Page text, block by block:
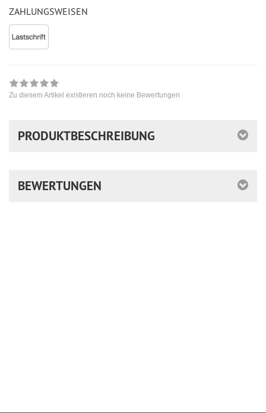
ZAHLUNGSWEISEN
Zu diesem Artikel existieren noch keine Bewertungen
PRODUKTBESCHREIBUNG
BEWERTUNGEN